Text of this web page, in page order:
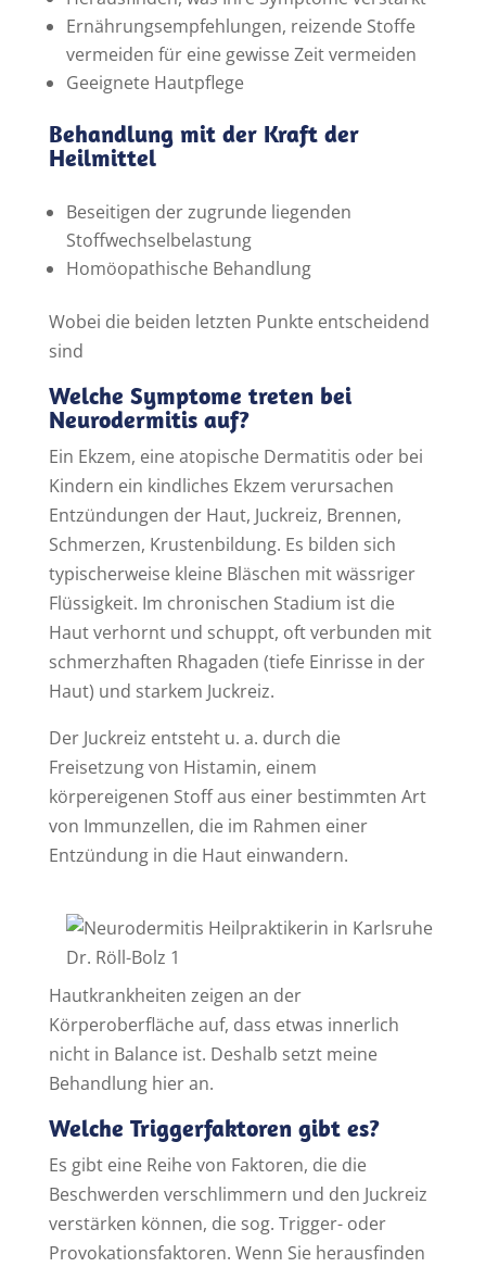
Ernährungsempfehlungen, reizende Stoffe
vermeiden für eine gewisse Zeit vermeiden
Geeignete Hautpflege
Behandlung mit der Kraft der
Heilmittel
Beseitigen der zugrunde liegenden
Stoffwechselbelastung
Homöopathische Behandlung
Wobei die beiden letzten Punkte entscheidend
sind
Welche Symptome treten bei
Neurodermitis auf?
Ein Ekzem, eine atopische Dermatitis oder bei
Kindern ein kindliches Ekzem verursachen
Entzündungen der Haut, Juckreiz, Brennen,
Schmerzen, Krustenbildung. Es bilden sich
typischerweise kleine Bläschen mit wässriger
Flüssigkeit. Im chronischen Stadium ist die
Haut verhornt und schuppt, oft verbunden mit
schmerzhaften Rhagaden (tiefe Einrisse in der
Haut) und starkem Juckreiz.
Der Juckreiz entsteht u. a. durch die
Freisetzung von Histamin, einem
körpereigenen Stoff aus einer bestimmten Art
von Immunzellen, die im Rahmen einer
Entzündung in die Haut einwandern.
Hautkrankheiten zeigen an der
Körperoberfläche auf, dass etwas innerlich
nicht in Balance ist. Deshalb setzt meine
Behandlung hier an.
Welche Triggerfaktoren gibt es?
Es gibt eine Reihe von Faktoren, die die
Beschwerden verschlimmern und den Juckreiz
verstärken können, die sog. Trigger- oder
Provokationsfaktoren. Wenn Sie herausfinden